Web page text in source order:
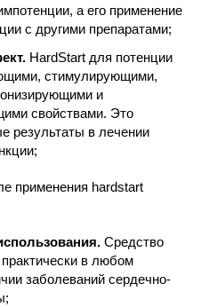
а его применение
с другими препаратами;
HardStart для потенции
стимулирующими,
и
свойствами. Это
результаты в лечении
Средство
в любом
заболеваний сердечно-